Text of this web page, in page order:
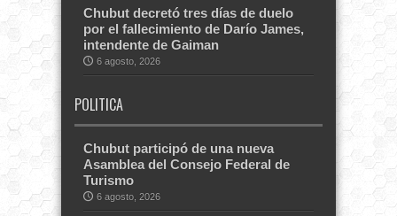
Chubut decretó tres días de duelo
por el fallecimiento de Darío James,
intendente de Gaiman
6 agosto, 2026
POLITICA
Chubut participó de una nueva
Asamblea del Consejo Federal de
Turismo
6 agosto, 2026